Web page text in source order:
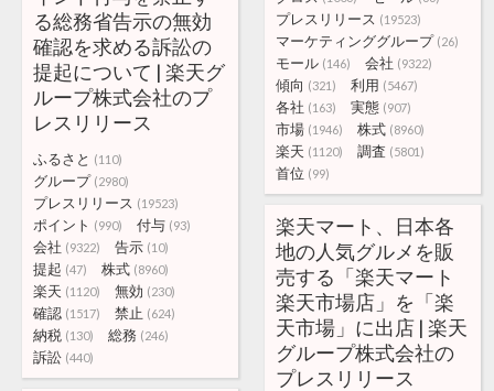
プレスリリース (19523)
マーケティンググループ (26)
モール (146) 会社 (9322)
傾向 (321) 利用 (5467)
各社 (163) 実態 (907)
市場 (1946) 株式 (8960)
楽天 (1120) 調査 (5801)
首位 (99)
る総務省告示の無効
確認を求める訴訟の
提起について | 楽天グ
ループ株式会社のプ
レスリリース
ふるさと (110)
グループ (2980)
プレスリリース (19523)
ポイント (990) 付与 (93)
会社 (9322) 告示 (10)
提起 (47) 株式 (8960)
楽天 (1120) 無効 (230)
確認 (1517) 禁止 (624)
納税 (130) 総務 (246)
訴訟 (440)
楽天マート、日本各
地の人気グルメを販
売する「楽天マート
楽天市場店」を「楽
天市場」に出店 | 楽天
グループ株式会社の
プレスリリース